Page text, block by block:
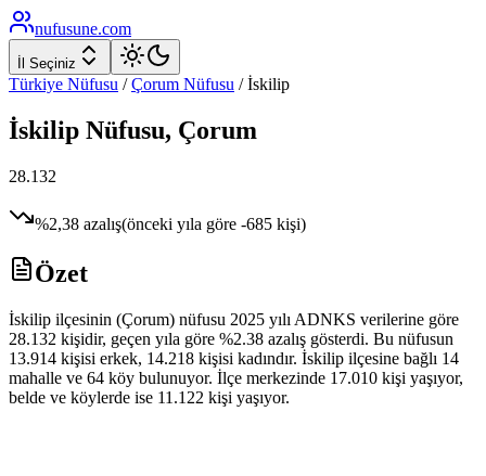
nufusune.com
İl Seçiniz
Türkiye Nüfusu / Çorum Nüfusu /İskilip
İskilip Nüfusu, Çorum
28.132
%2,38 azalış(önceki yıla göre -685 kişi)
Özet
İskilip ilçesinin (Çorum) nüfusu 2025 yılı ADNKS verilerine göre
28.132 kişidir, geçen yıla göre %2.38 azalış gösterdi. Bu nüfusun
13.914 kişisi erkek, 14.218 kişisi kadındır. İskilip ilçesine bağlı 14
mahalle ve 64 köy bulunuyor. İlçe merkezinde 17.010 kişi yaşıyor,
belde ve köylerde ise 11.122 kişi yaşıyor.